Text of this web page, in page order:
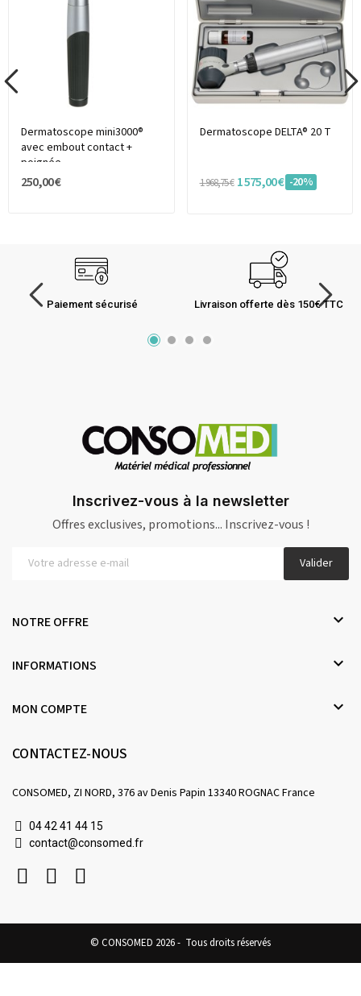
Dermatoscope mini3000®
avec embout contact +
poignée
250,00 €
Dermatoscope DELTA® 20 T
1 968,75 € 1 575,00 € -20%
Paiement sécurisé Livraison offerte dès 150€ TTC
Inscrivez-vous à la newsletter
Offres exclusives, promotions... Inscrivez-vous !
Valider
NOTRE OFFRE 
INFORMATIONS 
MON COMPTE 
CONTACTEZ-NOUS
CONSOMED, ZI NORD, 376 av Denis Papin 13340 ROGNAC France
04 42 41 44 15
contact@consomed.fr
© CONSOMED 2026 - Tous droits réservés